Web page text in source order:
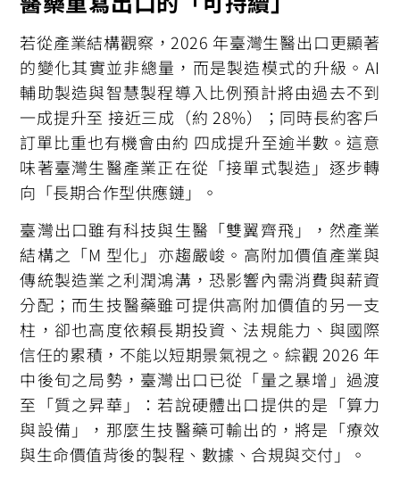
若從產業結構觀察，2026 年臺灣生醫出口更顯著
的變化其實並非總量，而是製造模式的升級。AI
輔助製造與智慧製程導入比例預計將由過去不到
一成提升至 接近三成（約 28%）；同時長約客戶
訂單比重也有機會由約 四成提升至逾半數。這意
味著臺灣生醫產業正在從「接單式製造」逐步轉
向「長期合作型供應鏈」。
臺灣出口雖有科技與生醫「雙翼齊飛」，然產業
結構之「M 型化」亦趨嚴峻。高附加價值產業與
傳統製造業之利潤鴻溝，恐影響內需消費與薪資
分配；而生技醫藥雖可提供高附加價值的另一支
柱，卻也高度依賴長期投資、法規能力、與國際
信任的累積，不能以短期景氣視之。綜觀 2026 年
中後旬之局勢，臺灣出口已從「量之暴增」過渡
至「質之昇華」：若說硬體出口提供的是「算力
與設備」，那麼生技醫藥可輸出的，將是「療效
與生命價值背後的製程、數據、合規與交付」。